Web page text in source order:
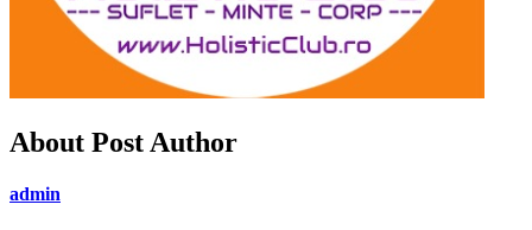
About Post Author
admin